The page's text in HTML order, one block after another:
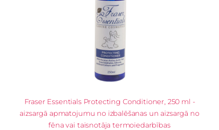
Fraser Essentials Protecting Conditioner, 250 ml -
aizsargā apmatojumu no izbalēšanas un aizsargā no
fēna vai taisnotāja termoiedarbības